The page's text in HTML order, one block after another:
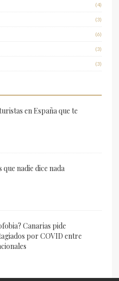
(4)
(3)
(6)
(3)
(3)
en España que te
que nadie dice nada
Canarias pide
por COVID entre